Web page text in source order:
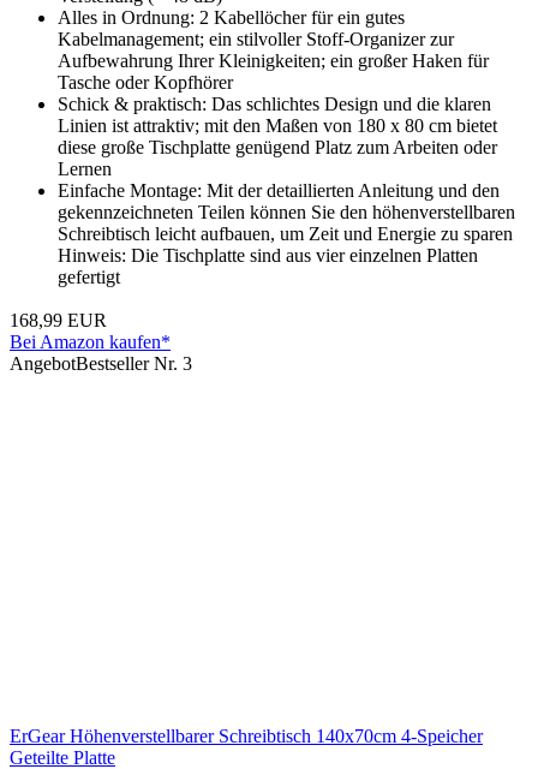
Alles in Ordnung: 2 Kabellöcher für ein gutes
Kabelmanagement; ein stilvoller Stoff-Organizer zur
Aufbewahrung Ihrer Kleinigkeiten; ein großer Haken für
Tasche oder Kopfhörer
Schick & praktisch: Das schlichtes Design und die klaren
Linien ist attraktiv; mit den Maßen von 180 x 80 cm bietet
diese große Tischplatte genügend Platz zum Arbeiten oder
Lernen
Einfache Montage: Mit der detaillierten Anleitung und den
gekennzeichneten Teilen können Sie den höhenverstellbaren
Schreibtisch leicht aufbauen, um Zeit und Energie zu sparen
Hinweis: Die Tischplatte sind aus vier einzelnen Platten
gefertigt
168,99 EUR
Bei Amazon kaufen*
AngebotBestseller Nr. 3
ErGear Höhenverstellbarer Schreibtisch 140x70cm 4-Speicher
Geteilte Platte